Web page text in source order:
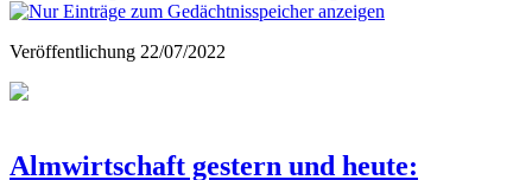
Veröffentlichung 22/07/2022
Almwirtschaft gestern und heute: